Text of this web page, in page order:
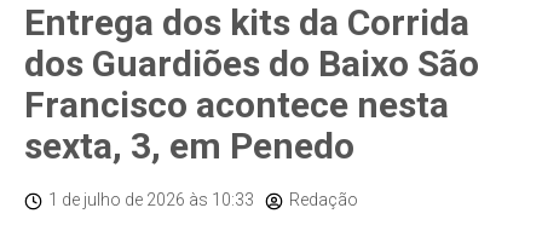
Entrega dos kits da Corrida
dos Guardiões do Baixo São
Francisco acontece nesta
sexta, 3, em Penedo
1 de julho de 2026 às 10:33 Redação